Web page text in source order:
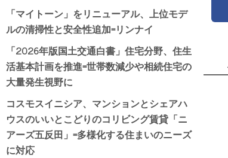
「マイトーン」をリニューアル、上位モデ
ルの清掃性と安全性追加=リンナイ
「2026年版国土交通白書」住宅分野、住生
活基本計画を推進=世帯数減少や相続住宅の
大量発生視野に
コスモスイニシア、マンションとシェアハ
ウスのいいとこどりのコリビング賃貸「ニ
アーズ五反田」=多様化する住まいのニーズ
に対応